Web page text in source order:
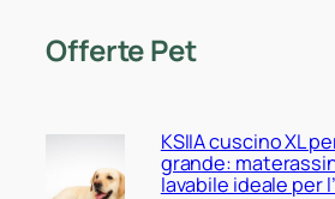
Offerte Pet
KSIIA cuscino XL
grande:
lavabile ideale per